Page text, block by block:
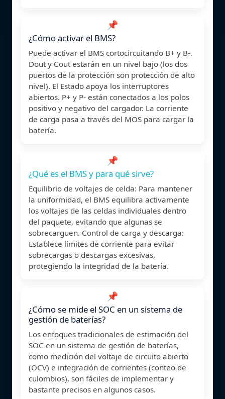
📌
¿Cómo activar el BMS?
Puede activar el BMS cortocircuitando B+ y B-.
Dout y Cout estarán en un nivel bajo (los dos
puertos de la protección son protección de alto
nivel). El Estado apoya los interruptores
abiertos. P+ y P- están conectados a los polos
positivo y negativo del cargador. La corriente
de carga pasa a través del MOS para cargar la
batería.
📌
¿Qué es el BMS y para qué sirve?
Equilibrio de voltajes de celda: Para mantener
la uniformidad, el BMS equilibra activamente
los voltajes de las celdas individuales dentro
del paquete, evitando que algunas se
sobrecarguen. Control de carga y descarga:
Establece límites de corriente para evitar
sobrecargas o descargas excesivas,
protegiendo la integridad de la batería.
📌
¿Cómo se mide el SOC en un sistema de
gestión de baterías?
Los enfoques tradicionales de estimación del
SOC en un sistema de gestión de baterías,
como medición del voltaje de circuito abierto
(OCV) e integración de corrientes (conteo de
culombios), son fáciles de implementar y
bastante precisos en algunos casos.